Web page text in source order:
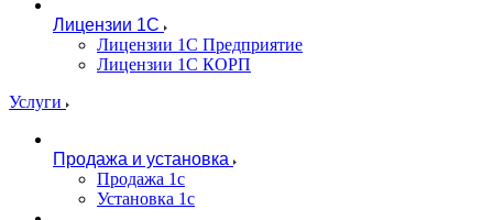
Лицензии 1С
Лицензии 1С Предприятие
Лицензии 1С КОРП
Услуги
Продажа и установка
Продажа 1с
Установка 1с